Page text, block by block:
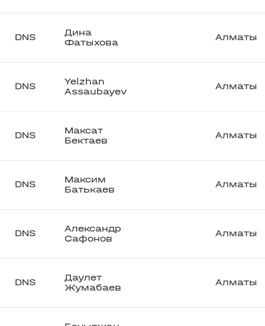
DNS
Дина
Фатыхова
Алматы
DNS
Yelzhan
Assaubayev
Алматы
DNS
Максат
Бектаев
Алматы
DNS
Максим
Батькаев
Алматы
DNS
Александр
Сафонов
Алматы
DNS
Даулет
Жумабаев
Алматы